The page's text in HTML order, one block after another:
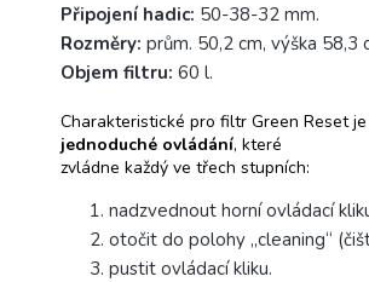
Připojení hadic: 50-38-32 mm.
Rozměry: prům. 50,2 cm, výška 58,3
Objem filtru: 60 l.
Charakteristické pro filtr Green Reset je
jednoduché ovládání, které
zvládne každý ve třech stupních:
nadzvednout horní ovládací
otočit do polohy „cleaning“
pustit ovládací kliku.